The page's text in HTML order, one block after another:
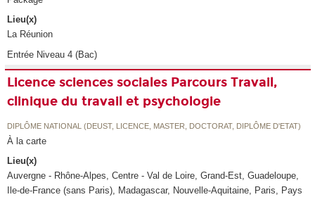
Lieu(x)
La Réunion
Entrée Niveau 4 (Bac)
Licence sciences sociales Parcours Travail,
clinique du travail et psychologie
DIPLÔME NATIONAL (DEUST, LICENCE, MASTER, DOCTORAT, DIPLÔME D'ETAT)
À la carte
Lieu(x)
Auvergne - Rhône-Alpes, Centre - Val de Loire, Grand-Est, Guadeloupe,
Ile-de-France (sans Paris), Madagascar, Nouvelle-Aquitaine, Paris, Pays